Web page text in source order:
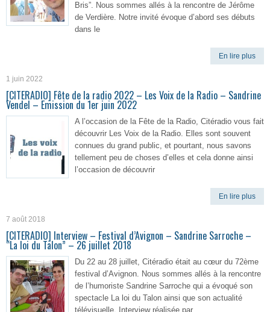
Bris”. Nous sommes allés à la rencontre de Jérôme
de Verdière. Notre invité évoque d’abord ses débuts
dans le
En lire plus
1 juin 2022
[CITERADIO] Fête de la radio 2022 – Les Voix de la Radio – Sandrine
Vendel – Emission du 1er juin 2022
A l’occasion de la Fête de la Radio, Citéradio vous fait
découvrir Les Voix de la Radio. Elles sont souvent
connues du grand public, et pourtant, nous savons
tellement peu de choses d’elles et cela donne ainsi
l’occasion de découvrir
En lire plus
7 août 2018
[CITERADIO] Interview – Festival d’Avignon – Sandrine Sarroche –
“La loi du Talon” – 26 juillet 2018
Du 22 au 28 juillet, Citéradio était au cœur du 72ème
festival d’Avignon. Nous sommes allés à la rencontre
de l’humoriste Sandrine Sarroche qui a évoqué son
spectacle La loi du Talon ainsi que son actualité
télévisuelle. Interview réalisée par